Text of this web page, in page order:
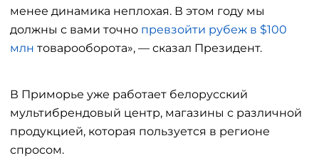
менее динамика неплохая. В этом году мы
должны с вами точно превзойти рубеж в $100
млн товарооборота», — сказал Президент.
В Приморье уже работает белорусский
мультибрендовый центр, магазины с различной
продукцией, которая пользуется в регионе
спросом.